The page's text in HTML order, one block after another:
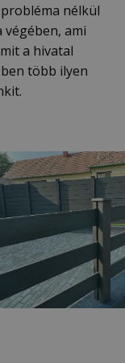
nélkül
végében, ami
a hivatal
több ilyen